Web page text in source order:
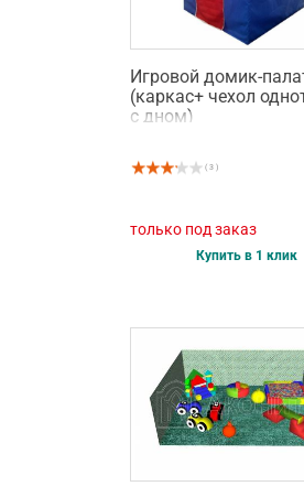
Игровой домик-
(каркас+ чехол
с дном)
( 3 )
только под заказ
Купить в 1 клик